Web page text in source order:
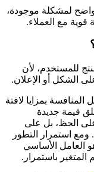
لمشكلة موجودة،
قوية مع العملاء.
للمستخدم، لأن
الشكل أو الإعلان.
بمزايا لافتة
قيمة جديدة
على الحظ، بل على
استمرار التطور
العامل الأساسي
باستمرار.